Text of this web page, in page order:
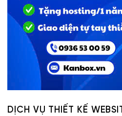
DỊCH VỤ THIẾT KẾ